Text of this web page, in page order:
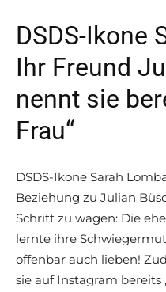
DSDS-Ikone
Ihr Freund
nennt sie
Frau“
DSDS-Ikone Sarah
Beziehung zu Julian
Schritt zu wagen: Die
lernte ihre
offenbar auch lieben!
sie auf Instagram bereits